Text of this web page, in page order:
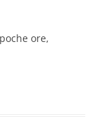
ore,